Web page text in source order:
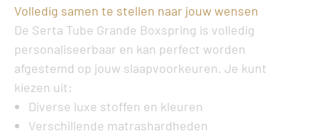
Volledig samen te stellen naar jouw wensen
De Serta Tube Grande Boxspring is volledig
personaliseerbaar en kan perfect worden
afgestemd op jouw slaapvoorkeuren. Je kunt
kiezen uit:
Diverse luxe stoffen en kleuren
Verschillende matrashardheden